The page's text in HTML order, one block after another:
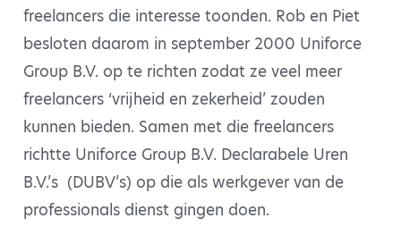
freelancers die interesse toonden. Rob en Piet
besloten daarom in september 2000 Uniforce
Group B.V. op te richten zodat ze veel meer
freelancers ‘vrijheid en zekerheid’ zouden
kunnen bieden. Samen met die freelancers
richtte Uniforce Group B.V. Declarabele Uren
B.V.’s (DUBV’s) op die als werkgever van de
professionals dienst gingen doen.